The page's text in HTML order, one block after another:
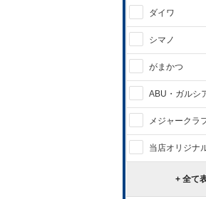
ダイワ
シマノ
がまかつ
ABU・ガルシ
メジャークラ
当店オリジナ
+ 全て